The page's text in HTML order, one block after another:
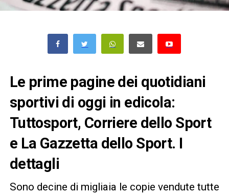
Le prime pagine dei quotidiani
sportivi di oggi in edicola:
Tuttosport, Corriere dello Sport
e La Gazzetta dello Sport. I
dettagli
Sono decine di migliaia le copie vendute tutte